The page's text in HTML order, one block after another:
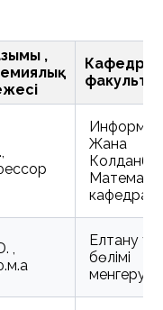
,
Кафедра ,
Жана
,
Елтану
бөлімі